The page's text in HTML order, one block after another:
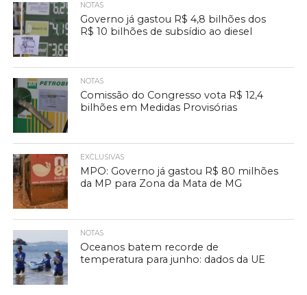
NOTAS
Governo já gastou R$ 4,8 bilhões dos
R$ 10 bilhões de subsídio ao diesel
NOTAS
Comissão do Congresso vota R$ 12,4
bilhões em Medidas Provisórias
EXCLUSIVAS
MPO: Governo já gastou R$ 80 milhões
da MP para Zona da Mata de MG
NOTAS
Oceanos batem recorde de
temperatura para junho: dados da UE